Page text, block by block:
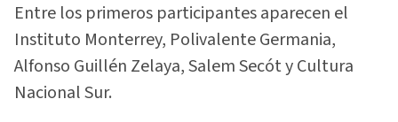
Entre los primeros participantes aparecen el
Instituto Monterrey, Polivalente Germania,
Alfonso Guillén Zelaya, Salem Secót y Cultura
Nacional Sur.